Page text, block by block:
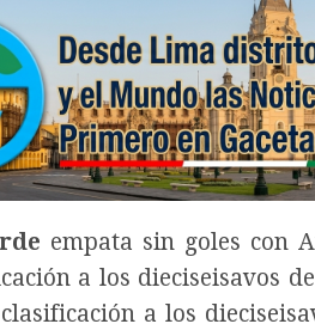
empata sin goles con
a los dieciseisavos
a los